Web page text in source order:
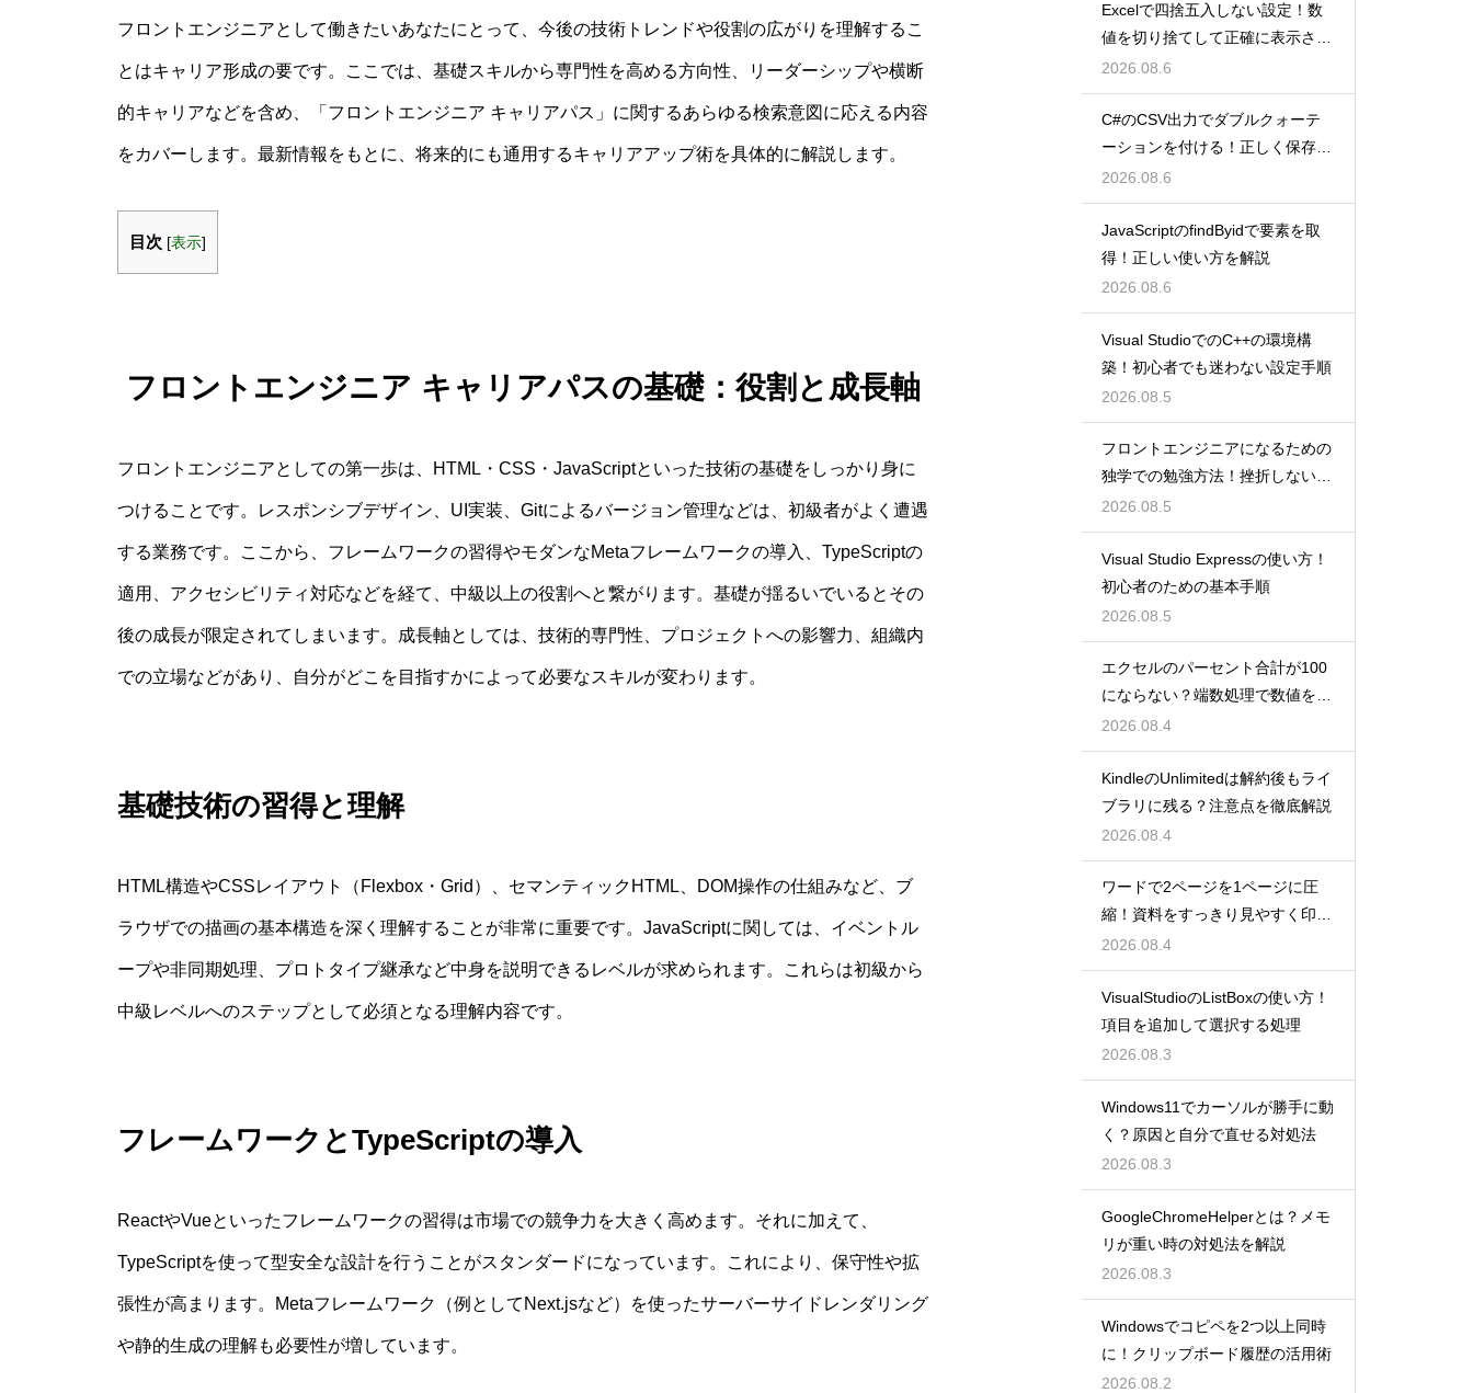
フロントエンジニアとして働きたいあなたにとって、今後の技術トレンドや役割の広がりを理解するこ
とはキャリア形成の要です。ここでは、基礎スキルから専門性を高める方向性、リーダーシップや横断
的キャリアなどを含め、「フロントエンジニア キャリアパス」に関するあらゆる検索意図に応える内容
をカバーします。最新情報をもとに、将来的にも通用するキャリアアップ術を具体的に解説します。
目次 [表示]
フロントエンジニア キャリアパスの基礎：役割と成長軸
フロントエンジニアとしての第一歩は、HTML・CSS・JavaScriptといった技術の基礎をしっかり身に
つけることです。レスポンシブデザイン、UI実装、Gitによるバージョン管理などは、初級者がよく遭遇
する業務です。ここから、フレームワークの習得やモダンなMetaフレームワークの導入、TypeScriptの
適用、アクセシビリティ対応などを経て、中級以上の役割へと繋がります。基礎が揺るいでいるとその
後の成長が限定されてしまいます。成長軸としては、技術的専門性、プロジェクトへの影響力、組織内
での立場などがあり、自分がどこを目指すかによって必要なスキルが変わります。
基礎技術の習得と理解
HTML構造やCSSレイアウト（Flexbox・Grid）、セマンティックHTML、DOM操作の仕組みなど、ブ
ラウザでの描画の基本構造を深く理解することが非常に重要です。JavaScriptに関しては、イベントル
ープや非同期処理、プロトタイプ継承など中身を説明できるレベルが求められます。これらは初級から
中級レベルへのステップとして必須となる理解内容です。
フレームワークとTypeScriptの導入
ReactやVueといったフレームワークの習得は市場での競争力を大きく高めます。それに加えて、
TypeScriptを使って型安全な設計を行うことがスタンダードになっています。これにより、保守性や拡
張性が高まります。Metaフレームワーク（例としてNext.jsなど）を使ったサーバーサイドレンダリング
や静的生成の理解も必要性が増しています。
Excelで四捨五入しない設定！数
値を切り捨てして正確に表示させ
るコツ
2026.08.6
C#のCSV出力でダブルクォーテ
ーションを付ける！正しく保存す
るコツ
2026.08.6
JavaScriptのfindByidで要素を取
得！正しい使い方を解説
2026.08.6
Visual StudioでのC++の環境構
築！初心者でも迷わない設定手順
2026.08.5
フロントエンジニアになるための
独学での勉強方法！挫折しない学
習計画
2026.08.5
Visual Studio Expressの使い方！
初心者のための基本手順
2026.08.5
エクセルのパーセント合計が100
にならない？端数処理で数値を合
わせる技
2026.08.4
KindleのUnlimitedは解約後もライ
ブラリに残る？注意点を徹底解説
2026.08.4
ワードで2ページを1ページに圧
縮！資料をすっきり見やすく印刷
する設定
2026.08.4
VisualStudioのListBoxの使い方！
項目を追加して選択する処理
2026.08.3
Windows11でカーソルが勝手に動
く？原因と自分で直せる対処法
2026.08.3
GoogleChromeHelperとは？メモ
リが重い時の対処法を解説
2026.08.3
Windowsでコピペを2つ以上同時
に！クリップボード履歴の活用術
2026.08.2